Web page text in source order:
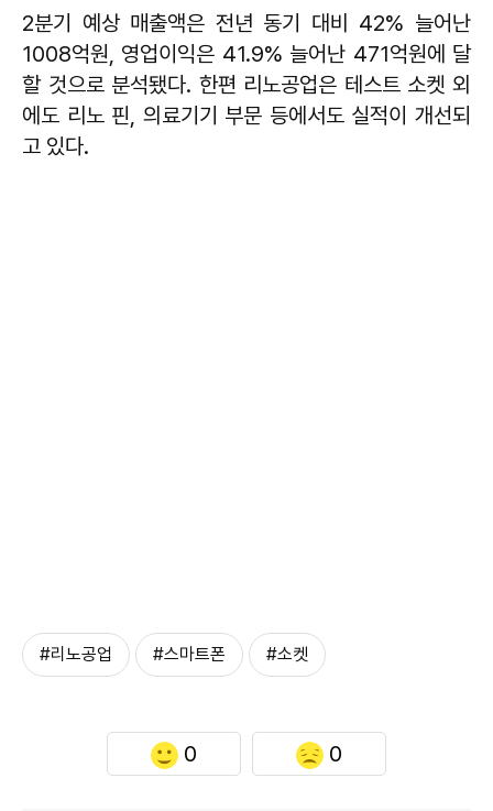
2분기 예상 매출액은 전년 동기 대비 42% 늘어난
1008억원, 영업이익은 41.9% 늘어난 471억원에 달
할 것으로 분석됐다. 한편 리노공업은 테스트 소켓 외
에도 리노 핀, 의료기기 부문 등에서도 실적이 개선되
고 있다.
#리노공업 #스마트폰 #소켓
0 0